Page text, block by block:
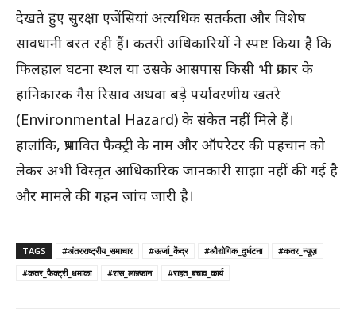
देखते हुए सुरक्षा एजेंसियां अत्यधिक सतर्कता और विशेष
सावधानी बरत रही हैं। कतरी अधिकारियों ने स्पष्ट किया है कि
फिलहाल घटना स्थल या उसके आसपास किसी भी प्रकार के
हानिकारक गैस रिसाव अथवा बड़े पर्यावरणीय खतरे
(Environmental Hazard) के संकेत नहीं मिले हैं।
हालांकि, प्रभावित फैक्ट्री के नाम और ऑपरेटर की पहचान को
लेकर अभी विस्तृत आधिकारिक जानकारी साझा नहीं की गई है
और मामले की गहन जांच जारी है।
TAGS #अंतरराष्ट्रीय_समाचार #ऊर्जा_केंद्र #औद्योगिक_दुर्घटना
#कतर_न्यूज़
#कतर_फैक्ट्री_धमाका
#रास_लाफ़्फ़ान #राहत_बचाव_कार्य